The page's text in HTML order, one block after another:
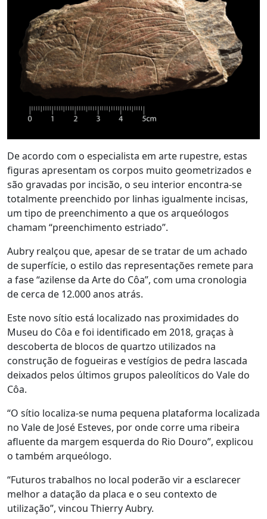
De acordo com o especialista em arte rupestre, estas
figuras apresentam os corpos muito geometrizados e
são gravadas por incisão, o seu interior encontra-se
totalmente preenchido por linhas igualmente incisas,
um tipo de preenchimento a que os arqueólogos
chamam “preenchimento estriado”.
Aubry realçou que, apesar de se tratar de um achado
de superfície, o estilo das representações remete para
a fase “azilense da Arte do Côa”, com uma cronologia
de cerca de 12.000 anos atrás.
Este novo sítio está localizado nas proximidades do
Museu do Côa e foi identificado em 2018, graças à
descoberta de blocos de quartzo utilizados na
construção de fogueiras e vestígios de pedra lascada
deixados pelos últimos grupos paleolíticos do Vale do
Côa.
“O sítio localiza-se numa pequena plataforma localizada
no Vale de José Esteves, por onde corre uma ribeira
afluente da margem esquerda do Rio Douro”, explicou
o também arqueólogo.
“Futuros trabalhos no local poderão vir a esclarecer
melhor a datação da placa e o seu contexto de
utilização”, vincou Thierry Aubry.